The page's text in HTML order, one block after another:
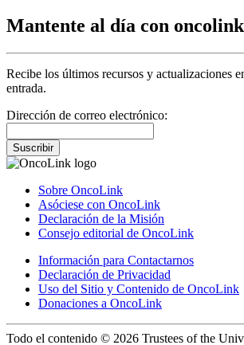
Mantente al día con oncolink
Recibe los últimos recursos y actualizaciones
entrada.
Dirección de correo electrónico:
Suscribir
Sobre OncoLink
Asóciese con OncoLink
Declaración de la Misión
Consejo editorial de OncoLink
Información para Contactarnos
Declaración de Privacidad
Uso del Sitio y Contenido de OncoLink
Donaciones a OncoLink
Todo el contenido © 2026 Trustees of the